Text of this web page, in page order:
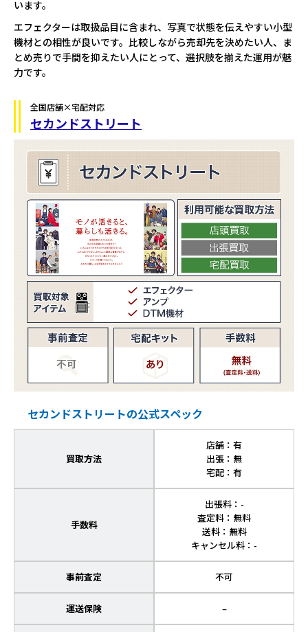
います。
エフェクターは取扱品目に含まれ、写真で状態を伝えやすい小型
機材との相性が良いです。比較しながら売却先を決めたい人、ま
とめ売りで手間を抑えたい人にとって、選択肢を揃えた運用が魅
力です。
全国店舗×宅配対応
セカンドストリート
セカンドストリートの公式スペック
買取方法
店舗：有
出張：無
宅配：有
手数料
出張料：-
査定料：無料
送料：無料
キャンセル料：-
事前査定 不可
運送保険 –